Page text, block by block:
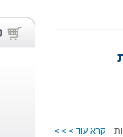
קרא עוד > > >